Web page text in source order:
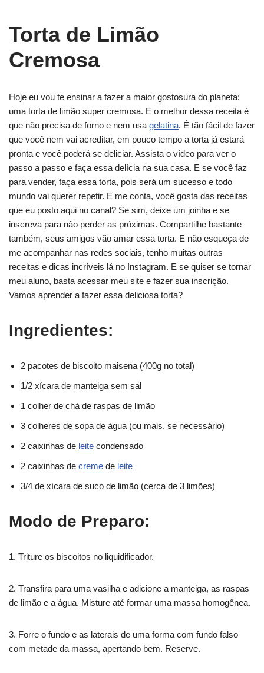
Torta de Limão
Cremosa
Hoje eu vou te ensinar a fazer a maior gostosura do planeta:
uma torta de limão super cremosa. E o melhor dessa receita é
que não precisa de forno e nem usa gelatina. É tão fácil de fazer
que você nem vai acreditar, em pouco tempo a torta já estará
pronta e você poderá se deliciar. Assista o vídeo para ver o
passo a passo e faça essa delícia na sua casa. E se você faz
para vender, faça essa torta, pois será um sucesso e todo
mundo vai querer repetir. E me conta, você gosta das receitas
que eu posto aqui no canal? Se sim, deixe um joinha e se
inscreva para não perder as próximas. Compartilhe bastante
também, seus amigos vão amar essa torta. E não esqueça de
me acompanhar nas redes sociais, tenho muitas outras
receitas e dicas incríveis lá no Instagram. E se quiser se tornar
meu aluno, basta acessar meu site e fazer sua inscrição.
Vamos aprender a fazer essa deliciosa torta?
Ingredientes:
2 pacotes de biscoito maisena (400g no total)
1/2 xícara de manteiga sem sal
1 colher de chá de raspas de limão
3 colheres de sopa de água (ou mais, se necessário)
2 caixinhas de leite condensado
2 caixinhas de creme de leite
3/4 de xícara de suco de limão (cerca de 3 limões)
Modo de Preparo:
1. Triture os biscoitos no liquidificador.
2. Transfira para uma vasilha e adicione a manteiga, as raspas
de limão e a água. Misture até formar uma massa homogênea.
3. Forre o fundo e as laterais de uma forma com fundo falso
com metade da massa, apertando bem. Reserve.